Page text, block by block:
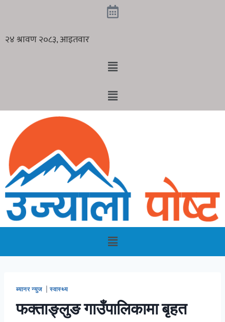
ब्यानर न्युज |स्वास्थ्य
फक्ताङ्लुङ गाउँपालिकामा बृहत